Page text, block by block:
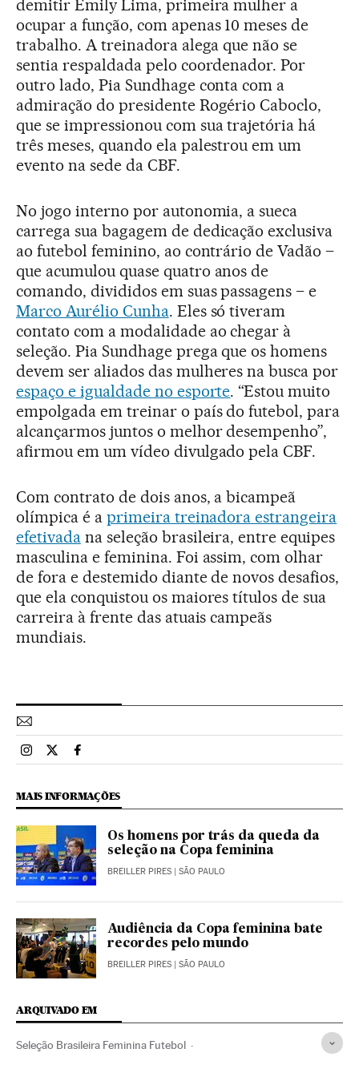
demitir Emily Lima, primeira mulher a
ocupar a função, com apenas 10 meses de
trabalho. A treinadora alega que não se
sentia respaldada pelo coordenador. Por
outro lado, Pia Sundhage conta com a
admiração do presidente Rogério Caboclo,
que se impressionou com sua trajetória há
três meses, quando ela palestrou em um
evento na sede da CBF.
No jogo interno por autonomia, a sueca
carrega sua bagagem de dedicação exclusiva
ao futebol feminino, ao contrário de Vadão –
que acumulou quase quatro anos de
comando, divididos em suas passagens – e
Marco Aurélio Cunha. Eles só tiveram
contato com a modalidade ao chegar à
seleção. Pia Sundhage prega que os homens
devem ser aliados das mulheres na busca por
espaço e igualdade no esporte. “Estou muito
empolgada em treinar o país do futebol, para
alcançarmos juntos o melhor desempenho”,
afirmou em um vídeo divulgado pela CBF.
Com contrato de dois anos, a bicampeã
olímpica é a primeira treinadora estrangeira
efetivadana seleção brasileira, entre equipes
masculina e feminina. Foi assim, com olhar
de fora e destemido diante de novos desafios,
que ela conquistou os maiores títulos de sua
carreira à frente das atuais campeãs
mundiais.
Esportes El País Brasil en Instagram
Esportes El País Brasil en Twitter
Esportes El País Brasil en Facebook
MAIS INFORMAÇÕES
Os homens por trás da queda da
seleção na Copa feminina
BREILLER PIRES | SÃO PAULO
Audiência da Copa feminina bate
recordes pelo mundo
BREILLER PIRES | SÃO PAULO
ARQUIVADO EM
Seleção Brasileira Feminina Futebol